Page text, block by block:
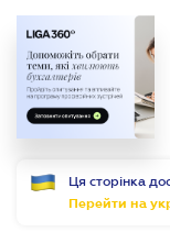
БУХГАЛТЕР
Ця сторінка
Перейти на